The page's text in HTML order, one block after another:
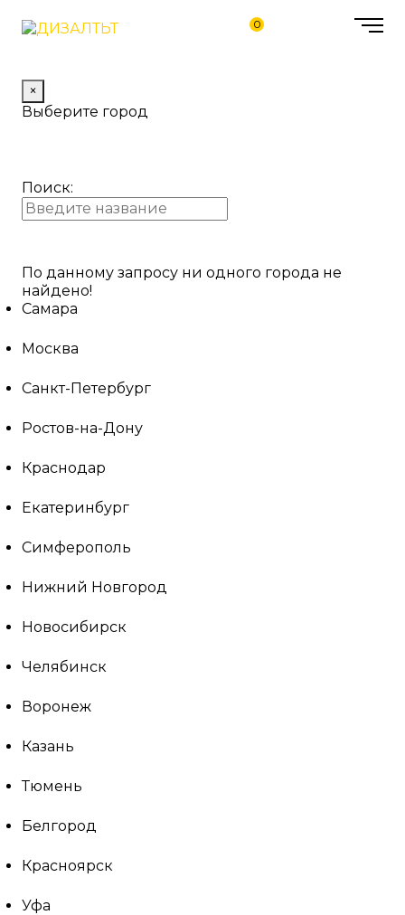
0
×
Выберите город
Поиск:
По данному запросу ни одного города не
найдено!
Самара
Москва
Санкт-Петербург
Ростов-на-Дону
Краснодар
Екатеринбург
Симферополь
Нижний Новгород
Новосибирск
Челябинск
Воронеж
Казань
Тюмень
Белгород
Красноярск
Уфа